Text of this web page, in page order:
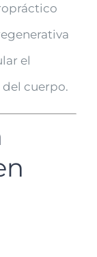
el
cuerpo.